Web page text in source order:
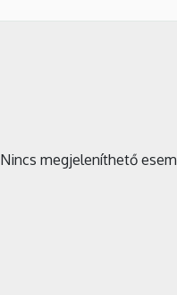
Nincs megjeleníthető